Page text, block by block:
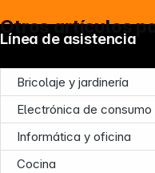
Otros artículos
Bricolaje y jardinería
Electrónica de consumo
Informática y oficina
Cocina
Línea de asistencia